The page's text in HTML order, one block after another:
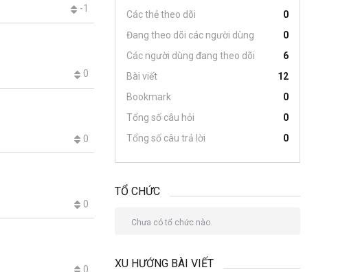
-1
0
0
0
0
Các thẻ theo dõi
0
Đang theo dõi các người dùng
0
Các người dùng đang theo dõi
6
Bài viết
12
Bookmark
0
Tổng số câu hỏi
0
Tổng số câu trả lời
0
TỔ CHỨC
Chưa có tổ chức nào.
XU HƯỚNG BÀI VIẾT